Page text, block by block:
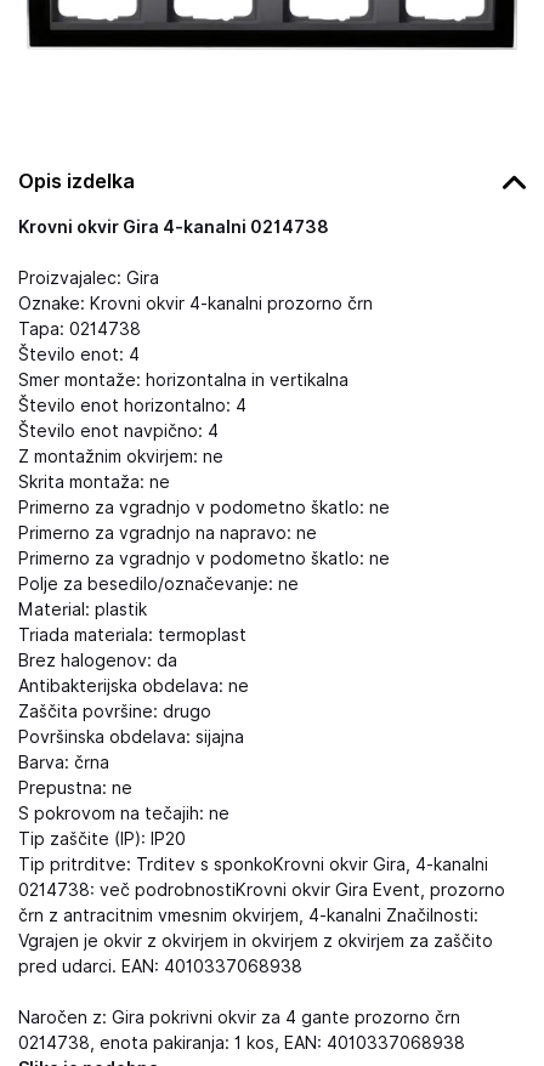
Opis izdelka
Krovni okvir Gira 4-kanalni 0214738
Proizvajalec: Gira
Oznake: Krovni okvir 4-kanalni prozorno črn
Tapa: 0214738
Število enot: 4
Smer montaže: horizontalna in vertikalna
Število enot horizontalno: 4
Število enot navpično: 4
Z montažnim okvirjem: ne
Skrita montaža: ne
Primerno za vgradnjo v podometno škatlo: ne
Primerno za vgradnjo na napravo: ne
Primerno za vgradnjo v podometno škatlo: ne
Polje za besedilo/označevanje: ne
Material: plastik
Triada materiala: termoplast
Brez halogenov: da
Antibakterijska obdelava: ne
Zaščita površine: drugo
Površinska obdelava: sijajna
Barva: črna
Prepustna: ne
S pokrovom na tečajih: ne
Tip zaščite (IP): IP20
Tip pritrditve: Trditev s sponkoKrovni okvir Gira, 4-kanalni
0214738: več podrobnostiKrovni okvir Gira Event, prozorno
črn z antracitnim vmesnim okvirjem, 4-kanalni Značilnosti:
Vgrajen je okvir z okvirjem in okvirjem z okvirjem za zaščito
pred udarci. EAN: 4010337068938
Naročen z: Gira pokrivni okvir za 4 gante prozorno črn
0214738, enota pakiranja: 1 kos, EAN: 4010337068938